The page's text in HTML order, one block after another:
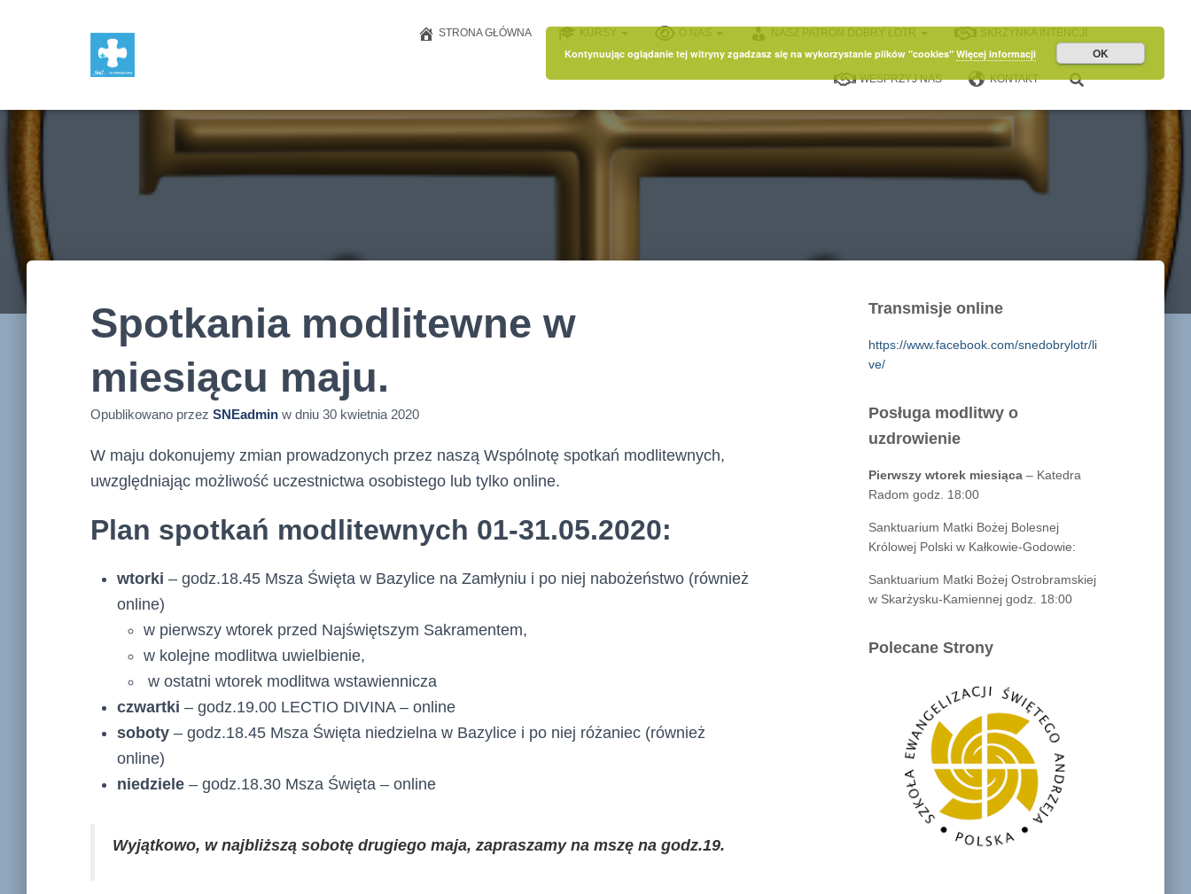
STRONA GŁÓWNA KURSY O NAS NASZ PATRON DOBRY ŁOTR SKRZYNKA INTENCJI
WESPRZYJ NAS KONTAKT
Spotkania modlitewne w
miesiącu maju.
Opublikowano przez SNEadmin w dniu 30 kwietnia 2020
W maju dokonujemy zmian prowadzonych przez naszą Wspólnotę spotkań modlitewnych,
uwzględniając możliwość uczestnictwa osobistego lub tylko online.
Plan spotkań modlitewnych 01-31.05.2020:
wtorki – godz.18.45 Msza Święta w Bazylice na Zamłyniu i po niej nabożeństwo (również
online)
w pierwszy wtorek przed Najświętszym Sakramentem,
w kolejne modlitwa uwielbienie,
w ostatni wtorek modlitwa wstawiennicza
czwartki – godz.19.00 LECTIO DIVINA – online
soboty – godz.18.45 Msza Święta niedzielna w Bazylice i po niej różaniec (również
online)
niedziele – godz.18.30 Msza Święta – online
Wyjątkowo, w najbliższą sobotę drugiego maja, zapraszamy na mszę na godz.19.
Transmisje online
https://www.facebook.com/snedobrylotr/li
ve/
Posługa modlitwy o
uzdrowienie
Pierwszy wtorek miesiąca– Katedra
Radom godz. 18:00
Sanktuarium Matki Bożej Bolesnej
Królowej Polski w Kałkowie-Godowie:
Sanktuarium Matki Bożej Ostrobramskiej
w Skarżysku-Kamiennej godz. 18:00
Polecane Strony
Kontynuując oglądanie tej witryny zgadzasz się na wykorzystanie plików "cookies" Więcej informacji OK